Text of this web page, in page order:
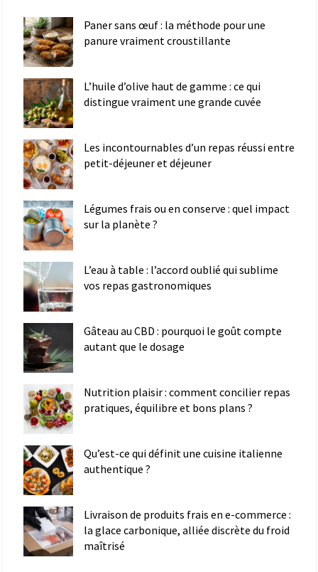
Paner sans œuf : la méthode pour une
panure vraiment croustillante
L’huile d’olive haut de gamme : ce qui
distingue vraiment une grande cuvée
Les incontournables d’un repas réussi entre
petit-déjeuner et déjeuner
Légumes frais ou en conserve : quel impact
sur la planète ?
L’eau à table : l’accord oublié qui sublime
vos repas gastronomiques
Gâteau au CBD : pourquoi le goût compte
autant que le dosage
Nutrition plaisir : comment concilier repas
pratiques, équilibre et bons plans ?
Qu’est-ce qui définit une cuisine italienne
authentique ?
Livraison de produits frais en e-commerce :
la glace carbonique, alliée discrète du froid
maîtrisé